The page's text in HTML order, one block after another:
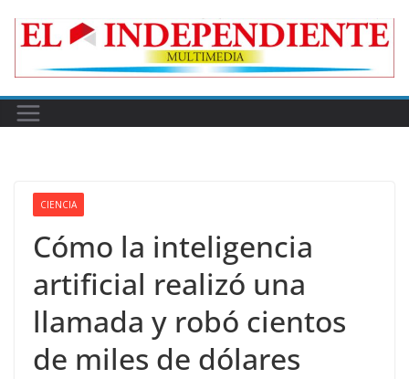
CIENCIA
Cómo la inteligencia
artificial realizó una
llamada y robó cientos
de miles de dólares